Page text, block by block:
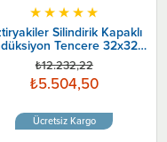
Silindirik Kapaklı
Tencere 32x32
Cm
★★★★★
₺5.504,50
₺12.232,22
Ücretsiz Kargo